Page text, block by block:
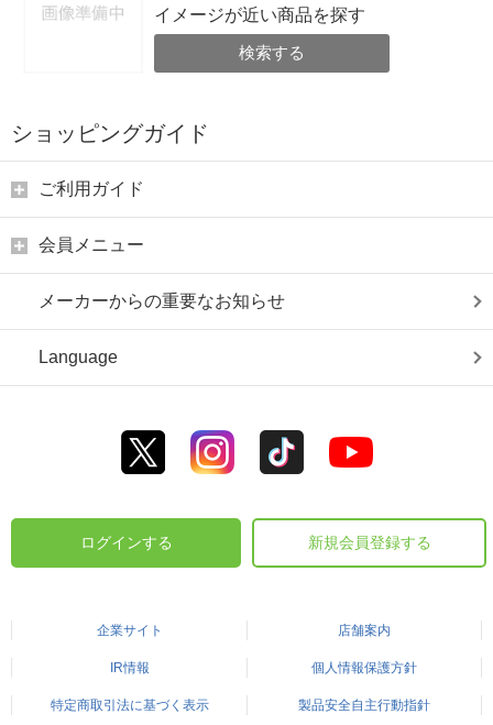
イメージが近い商品を探す
検索する
ショッピングガイド
ご利用ガイド
会員メニュー
メーカーからの重要なお知らせ
Language
ログインする 新規会員登録する
企業サイト 店舗案内
IR情報 個人情報保護方針
特定商取引法に基づく表示 製品安全自主行動指針